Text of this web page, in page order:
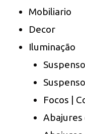
Mobiliario
Decor
Iluminação
Focos |
Abajures